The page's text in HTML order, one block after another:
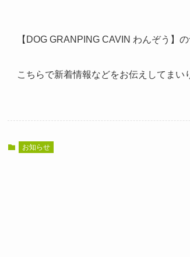
【DOG GRANPING CAVIN わんぞう】
こちらで新着情報などをお伝えしてま
お知らせ